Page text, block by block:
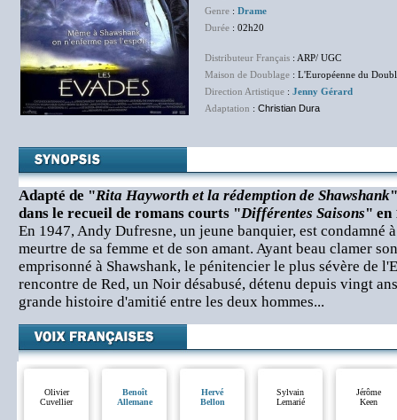
Genre : Drame
Durée : 02h20
Distributeur Français : ARP/ UGC
Maison de Doublage : L'Européenne du
Direction Artistique : Jenny Gérard
Adaptation : Christian Dura
Adapté de "Rita Hayworth et la rédemption de Shawshank
dans le recueil de romans courts "Différentes Saisons" en
En 1947, Andy Dufresne, un jeune banquier, est condamné
meurtre de sa femme et de son amant. Ayant beau clamer
emprisonné à Shawshank, le pénitencier le plus sévère de
rencontre de Red, un Noir désabusé, détenu depuis vingt
grande histoire d'amitié entre les deux hommes...
Olivier
Cuvellier
Benoît
Allemane
Hervé
Bellon
Sylvain
Lemarié
Jérôme
Keen